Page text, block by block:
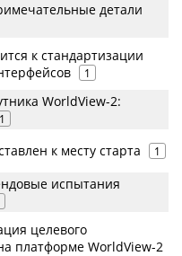
детали
к стандартизации
1
WorldView-2:
1
к месту старта 1
испытания
целевого
платформе WorldView-2